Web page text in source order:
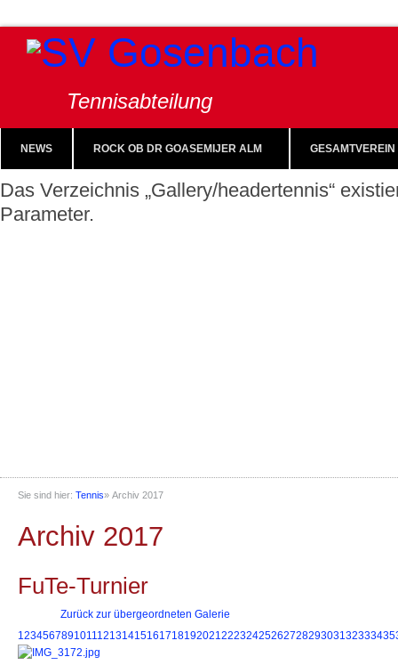
Tennisabteilung
NEWS ROCK OB DR GOASEMIJER ALM GESAMTVEREIN
Das Verzeichnis „Gallery/headertennis“
Parameter.
Sie sind hier: Tennis» Archiv 2017
Archiv 2017
FuTe-Turnier
Zurück zur übergeordneten Galerie
1234567891011121314151617181920212223242526272829303132333435